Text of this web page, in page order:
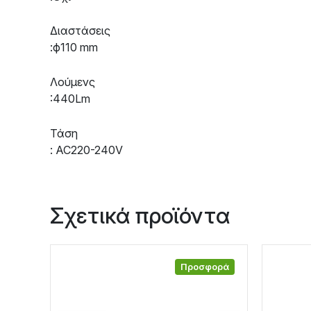
Διαστάσεις
:ф110 mm
Λούμενς
:440Lm
Τάση
: AC220-240V
Σχετικά προϊόντα
Προσφορά